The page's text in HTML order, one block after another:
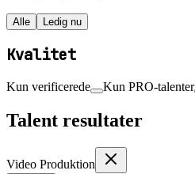
Alle Ledig nu
Kvalitet
Kun verificerede Kun PRO-talenter
Talent resultater
Video Produktion